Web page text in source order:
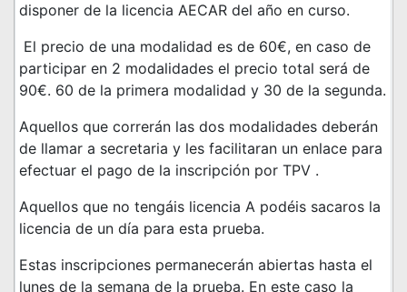
disponer de la licencia AECAR del año en curso.
El precio de una modalidad es de 60€, en caso de
participar en 2 modalidades el precio total será de
90€. 60 de la primera modalidad y 30 de la segunda.
Aquellos que correrán las dos modalidades deberán
de llamar a secretaria y les facilitaran un enlace para
efectuar el pago de la inscripción por TPV .
Aquellos que no tengáis licencia A podéis sacaros la
licencia de un día para esta prueba.
Estas inscripciones permanecerán abiertas hasta el
lunes de la semana de la prueba. En este caso la